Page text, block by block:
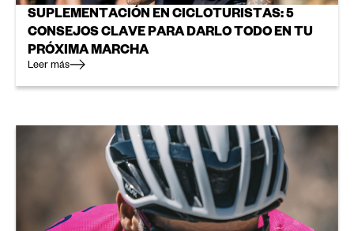
SUPLEMENTACIÓN EN CICLOTURISTAS: 5
CONSEJOS CLAVE PARA DARLO TODO EN TU
PRÓXIMA MARCHA
Leer más